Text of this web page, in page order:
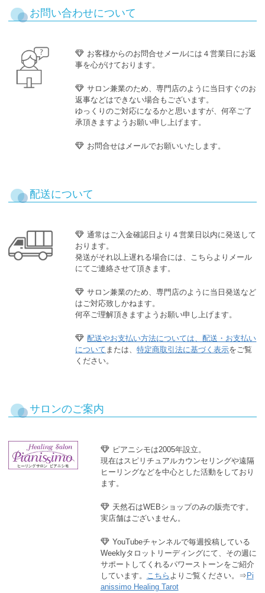
お問い合わせについて
お客様からのお問合せメールには４営業日にお返
事を心がけております。
サロン兼業のため、専門店のように当日すぐのお
返事などはできない場合もございます。
ゆっくりのご対応になるかと思いますが、何卒ご了
承頂きますようお願い申し上げます。
お問合せはメールでお願いいたします。
配送について
通常はご入金確認日より４営業日以内に発送して
おります。
発送がそれ以上遅れる場合には、こちらよりメール
にてご連絡させて頂きます。
サロン兼業のため、専門店のように当日発送など
はご対応致しかねます。
何卒ご理解頂きますようお願い申し上げます。
配送やお支払い方法については、配送・お支払い
について または、特定商取引法に基づく表示をご覧
ください。
サロンのご案内
ピアニシモは2005年設立。
現在はスピリチュアルカウンセリングや遠隔
ヒーリングなどを中心とした活動をしており
ます。
天然石はWEBショップのみの販売です。
実店舗はございません。
YouTubeチャンネルで毎週投稿している
Weeklyタロットリーディングにて、その週に
サポートしてくれるパワーストーンをご紹介
しています。
こちら よりご覧ください。⇒ Pi
anissimo Healing Tarot